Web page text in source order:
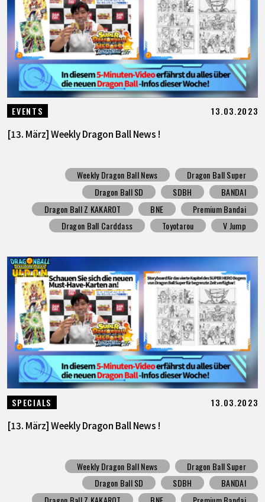
EVENTS 13.03.2023
[13. März] Weekly Dragon Ball News !
Weekly Dragon Ball News
Dragon Ball Super
Dragon Ball SD
SDBH
BANDAI
Dragon Ball Z KAKAROT
BNE
Premium Bandai
Dragon Ball Carddass
Toyotarou V Jump
SPECIALS 13.03.2023
[13. März] Weekly Dragon Ball News !
Weekly Dragon Ball News
Dragon Ball Super
Dragon Ball SD
SDBH
BANDAI